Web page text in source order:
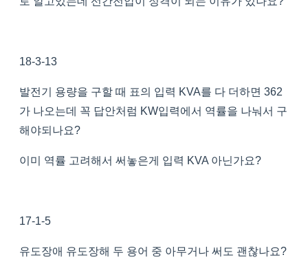
18-3-13
발전기 용량을 구할 때 표의 입력 KVA를 다 더하면 362
가 나오는데 꼭 답안처럼 KW입력에서 역률을 나눠서 구
해야되나요?
이미 역률 고려해서 써놓은게 입력 KVA 아닌가요?
17-1-5
유도장애 유도장해 두 용어 중 아무거나 써도 괜찮나요?